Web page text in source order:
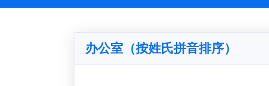
办公室（按姓氏拼音排序）